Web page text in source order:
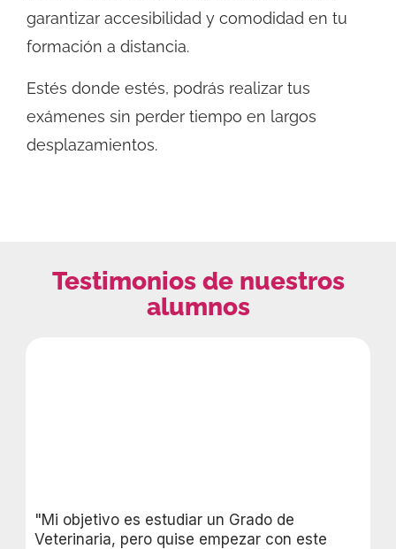
garantizar accesibilidad y comodidad en tu
formación a distancia.
Estés donde estés, podrás realizar tus
exámenes sin perder tiempo en largos
desplazamientos.
Testimonios de nuestros
alumnos
"Mi objetivo es estudiar un Grado de
Veterinaria, pero quise empezar con este